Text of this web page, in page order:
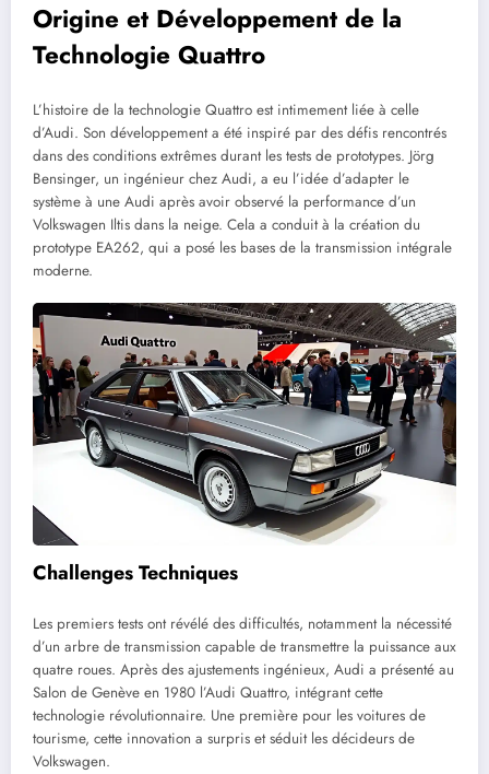
Origine et Développement de la
Technologie Quattro
L’histoire de la technologie Quattro est intimement liée à celle
d’Audi. Son développement a été inspiré par des défis rencontrés
dans des conditions extrêmes durant les tests de prototypes. Jörg
Bensinger, un ingénieur chez Audi, a eu l’idée d’adapter le
système à une Audi après avoir observé la performance d’un
Volkswagen Iltis dans la neige. Cela a conduit à la création du
prototype EA262, qui a posé les bases de la transmission intégrale
moderne.
Challenges Techniques
Les premiers tests ont révélé des difficultés, notamment la nécessité
d’un arbre de transmission capable de transmettre la puissance aux
quatre roues. Après des ajustements ingénieux, Audi a présenté au
Salon de Genève en 1980 l’Audi Quattro, intégrant cette
technologie révolutionnaire. Une première pour les voitures de
tourisme, cette innovation a surpris et séduit les décideurs de
Volkswagen.